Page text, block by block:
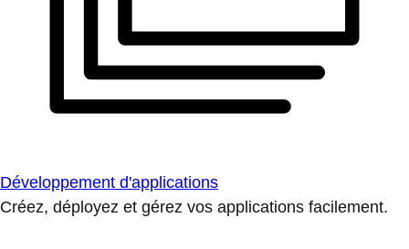
Développement d'applications
Créez, déployez et gérez vos applications facilement.